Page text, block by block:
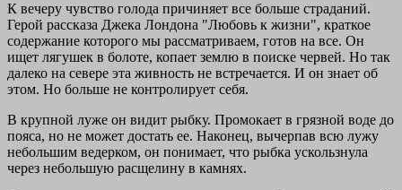
К вечеру чувство голода причиняет все больше страданий.
Герой рассказа Джека Лондона "Любовь к жизни", краткое
содержание которого мы рассматриваем, готов на все. Он
ищет лягушек в болоте, копает землю в поиске червей. Но так
далеко на севере эта живность не встречается. И он знает об
этом. Но больше не контролирует себя.
В крупной луже он видит рыбку. Промокает в грязной воде до
пояса, но не может достать ее. Наконец, вычерпав всю лужу
небольшим ведерком, он понимает, что рыбка ускользнула
через небольшую расщелину в камнях.